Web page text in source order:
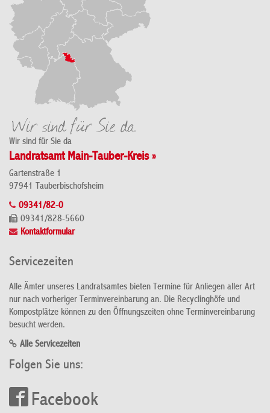
Wir sind für Sie da
Landratsamt Main-Tauber-Kreis »
Gartenstraße 1
97941 Tauberbischofsheim
09341/82-0
09341/828-5660
Kontaktformular
Servicezeiten
Alle Ämter unseres Landratsamtes bieten Termine für Anliegen aller Art
nur nach vorheriger Terminvereinbarung an. Die Recyclinghöfe und
Kompostplätze können zu den Öffnungszeiten ohne Terminvereinbarung
besucht werden.
Alle Servicezeiten
Folgen Sie uns:
Facebook